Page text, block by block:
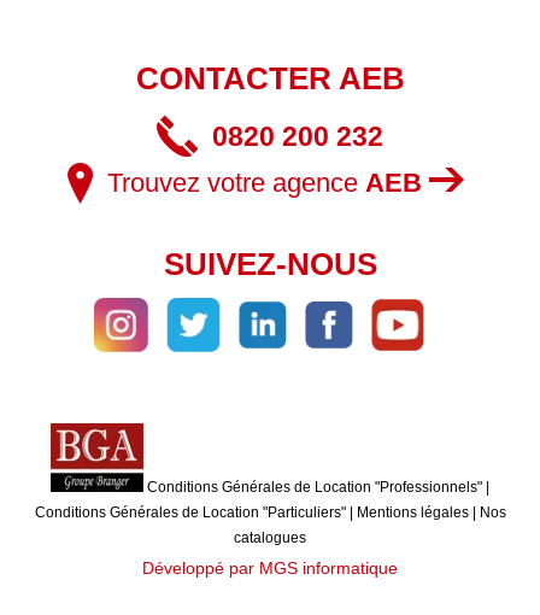
CONTACTER AEB
0820 200 232
Trouvez votre agence AEB
SUIVEZ-NOUS
Conditions Générales de Location "Professionnels"
Conditions Générales de Location "Particuliers"| Mentions légales|
Nos
catalogues
Développé par MGS informatique